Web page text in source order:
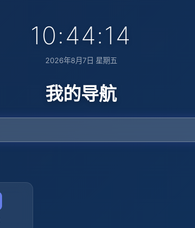
10:44:15
2026年8月7日 星期五
我的导航